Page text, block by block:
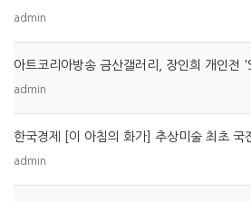
admin
아트코리아방송 금산갤러리, 장인희 개인
admin
한국경제 [이 아침의 화가] 추상미술 최초
admin